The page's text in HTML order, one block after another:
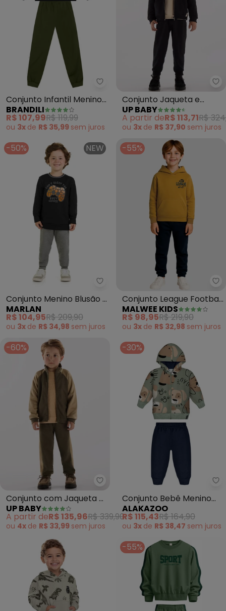
Brandili - Conjunto Infantil
Conjunto Infantil Menino
de Dinossauros (Preto)
BRANDILI
R$ 107,99R$ 119,99
ou 3x de R$ 35,99 sem juros
Conjunto Jaqueta e
Calça Menino (Preto)
UP BABY
A partir deR$ 113,71R$
ou 3x de R$ 37,90 sem juros
-50% NEW
Marlan - Conjunto Menino
Conjunto Menino Blusão e
Calça (Preto)
MARLAN
R$ 104,95R$ 209,90
ou 3x de R$ 34,98 sem juros
-55%
Conjunto League Football
em Moletom (Amarelo)
MALWEE KIDS
R$ 98,95R$ 219,90
ou 3x de R$ 32,98 sem juros
-60%
Up Baby - Conjunto com
Conjunto com Jaqueta e
Calça (Bege)
UP BABY
A partir deR$ 135,96R$ 339,90
ou 4x de R$ 33,99 sem juros
-30%
Conjunto Bebê Menino
com Calça e Jaqueta
(Verde)
ALAKAZOO
R$ 115,43R$ 164,90
ou 3x de R$ 38,47 sem juros
-55%